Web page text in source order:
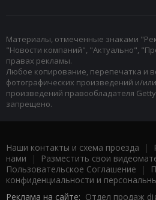
Материалы, отмеченные знаками
"Новости компаний", "Актуально",
правах рекламы.
Любое копирование, перепечатка и
фотографических произведений и/
произведений правообладателя Getty
запрещено.
Наши контакты и схема проезда |
нами | Разместить свои
Пользовательское Соглашение |
конфиденциальности и
Реклама на сайте: Отдел продаж